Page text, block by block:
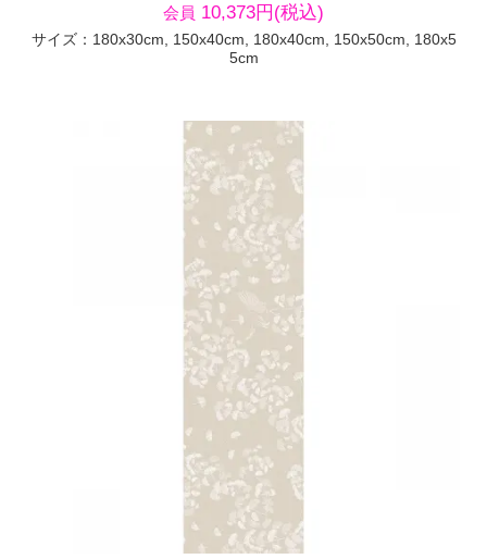
会員 10,373円(税込)
サイズ：180x30cm, 150x40cm, 180x40cm, 150x50cm, 180x5
5cm